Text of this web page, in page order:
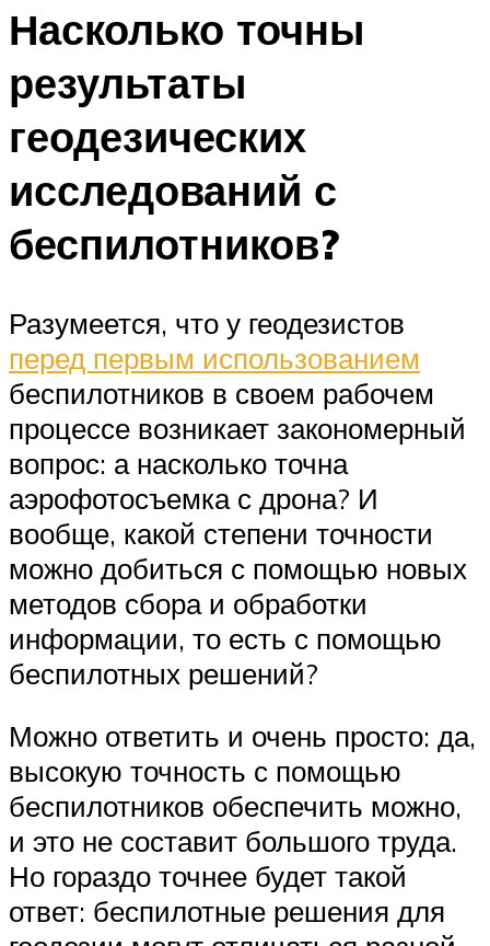
Насколько точны
результаты
геодезических
исследований с
беспилотников?
Разумеется, что у геодезистов
перед первым использованием
беспилотников в своем рабочем
процессе возникает закономерный
вопрос: а насколько точна
аэрофотосъемка с дрона? И
вообще, какой степени точности
можно добиться с помощью новых
методов сбора и обработки
информации, то есть с помощью
беспилотных решений?
Можно ответить и очень просто: да,
высокую точность с помощью
беспилотников обеспечить можно,
и это не составит большого труда.
Но гораздо точнее будет такой
ответ: беспилотные решения для